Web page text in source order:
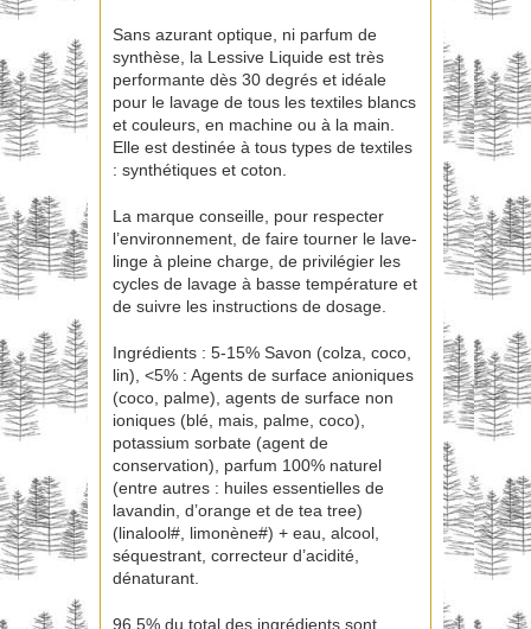
Sans azurant optique, ni parfum de
synthèse, la Lessive Liquide est très
performante dès 30 degrés et idéale
pour le lavage de tous les textiles blancs
et couleurs, en machine ou à la main.
Elle est destinée à tous types de textiles
: synthétiques et coton.
La marque conseille, pour respecter
l’environnement, de faire tourner le lave-
linge à pleine charge, de privilégier les
cycles de lavage à basse température et
de suivre les instructions de dosage.
Ingrédients : 5-15% Savon (colza, coco,
lin), <5% : Agents de surface anioniques
(coco, palme), agents de surface non
ioniques (blé, mais, palme, coco),
potassium sorbate (agent de
conservation), parfum 100% naturel
(entre autres : huiles essentielles de
lavandin, d’orange et de tea tree)
(linalool#, limonène#) + eau, alcool,
séquestrant, correcteur d’acidité,
dénaturant.
96.5% du total des ingrédients sont